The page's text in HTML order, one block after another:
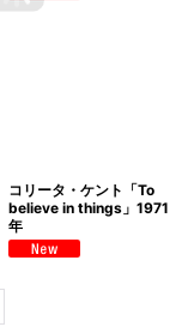
コリータ・ケント「To
believe in things」1971
年